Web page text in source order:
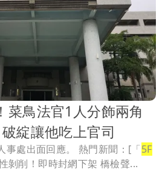
菜鳥法官1人分飾兩角
綻讓他吃上官司
...粗糙，點名司法院人事處出面回應。 熱門新聞：[「5F
剝削！即時封網下架 橋檢聲...